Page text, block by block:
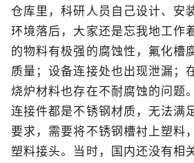
仓库里，科研人员自己设计、安
环境落后，大家还是忘我地工作
的物料有极强的腐蚀性，氟化槽
质量；设备连接处也出现泄漏；
烧炉材料也存在不耐腐蚀的问题
连接件都是不锈钢材质，无法满
要求，需要将不锈钢槽衬上塑料
塑料接头。当时，国内还没有相